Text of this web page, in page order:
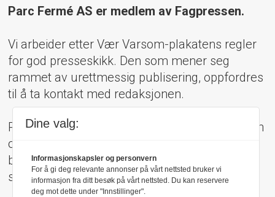
Parc Fermé AS er medlem av Fagpressen.
Vi arbeider etter Vær Varsom-plakatens regler
for god presseskikk. Den som mener seg
rammet av urettmessig publisering, oppfordres
til å ta kontakt med redaksjonen.
Pressens Faglige Utvalg (PFU) er et klageorgan
oppnevnt av Norsk Presseforbund som
behandler klager mot mediene i presseetiske
spørsmål.
Dine valg:
Informasjonskapsler og personvern
For å gi deg relevante annonser på vårt nettsted bruker vi
informasjon fra ditt besøk på vårt nettsted. Du kan reservere
deg mot dette under "Innstillinger".